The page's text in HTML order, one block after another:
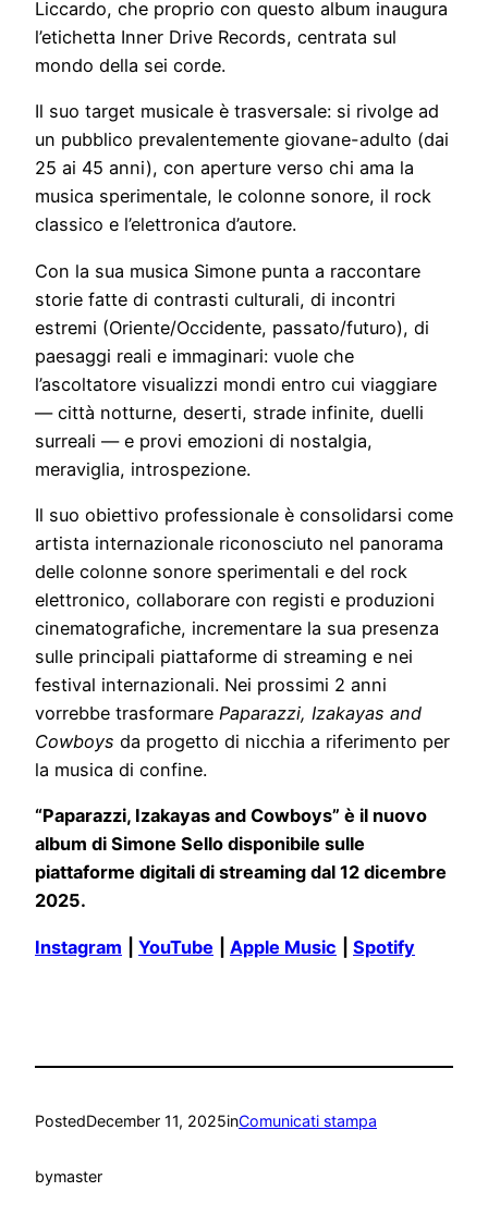
Liccardo, che proprio con questo album inaugura
l’etichetta Inner Drive Records, centrata sul
mondo della sei corde.
Il suo target musicale è trasversale: si rivolge ad
un pubblico prevalentemente giovane-adulto (dai
25 ai 45 anni), con aperture verso chi ama la
musica sperimentale, le colonne sonore, il rock
classico e l’elettronica d’autore.
Con la sua musica Simone punta a raccontare
storie fatte di contrasti culturali, di incontri
estremi (Oriente/Occidente, passato/futuro), di
paesaggi reali e immaginari: vuole che
l’ascoltatore visualizzi mondi entro cui viaggiare
— città notturne, deserti, strade infinite, duelli
surreali — e provi emozioni di nostalgia,
meraviglia, introspezione.
Il suo obiettivo professionale è consolidarsi come
artista internazionale riconosciuto nel panorama
delle colonne sonore sperimentali e del rock
elettronico, collaborare con registi e produzioni
cinematografiche, incrementare la sua presenza
sulle principali piattaforme di streaming e nei
festival internazionali. Nei prossimi 2 anni
vorrebbe trasformare Paparazzi, Izakayas and
Cowboys da progetto di nicchia a riferimento per
la musica di confine.
“Paparazzi, Izakayas and Cowboys” è il nuovo
album di Simone Sello disponibile sulle
piattaforme digitali di streaming dal 12 dicembre
2025.
Instagram YouTube Apple Music Spotify
PostedDecember 11, 2025inComunicati stampa
bymaster